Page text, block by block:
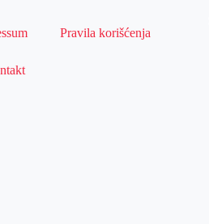
Pravila korišćenja